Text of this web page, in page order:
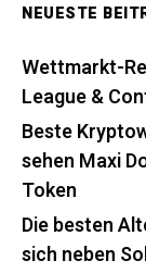
NEUESTE
Wettmarkt-
League &
Beste
sehen Maxi
Token
Die besten
sich neben